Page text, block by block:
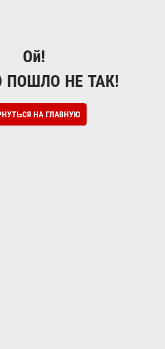
Ой!
ПОШЛО НЕ ТАК!
НА ГЛАВНУЮ